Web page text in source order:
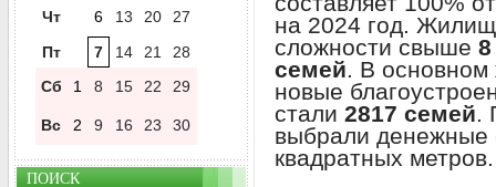
на 2024 год.
сложности свыше
семей. В основном
новые
стали 2817 семей.
выбрали денежные
квадратных метров.
Чт 6 13 20
27
Пт
7 14 21
28
Сб
1 8 15 22 29
Вс 2 9 16 23 30
ПОИСК